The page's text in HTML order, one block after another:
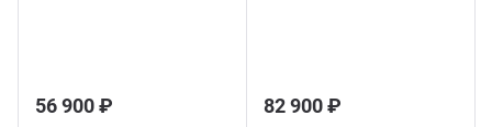
56 900 ₽ 82 900 ₽